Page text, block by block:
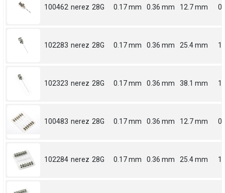
100462 nerez 28G 0.17 mm 0.36 mm 12.7 mm
102283 nerez 28G 0.17 mm 0.36 mm 25.4 mm 1
102323 nerez 28G 0.17 mm 0.36 mm 38.1 mm
100483 nerez 28G 0.17 mm 0.36 mm 12.7 mm
102284 nerez 28G 0.17 mm 0.36 mm 25.4 mm 1